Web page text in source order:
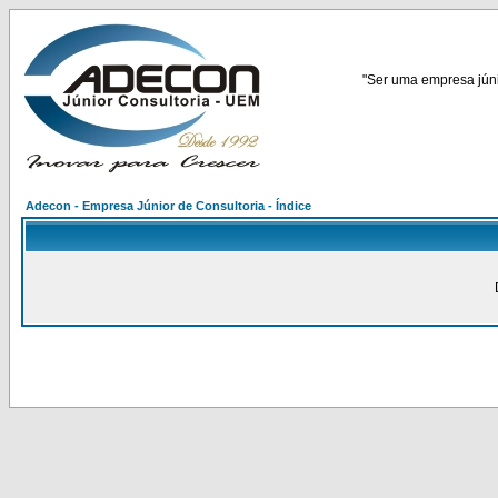
"Ser uma empresa
Adecon - Empresa Júnior de Consultoria - Índice